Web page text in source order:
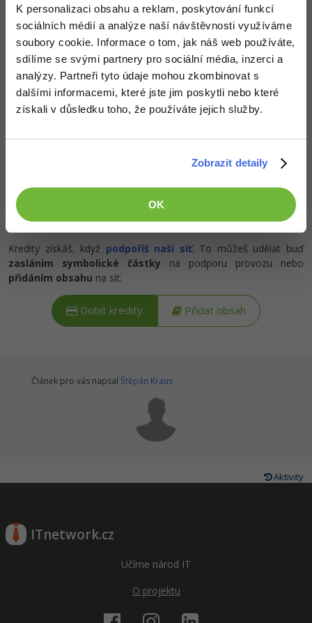
K personalizaci obsahu a reklam, poskytování funkcí
sociálních médií a analýze naší návštěvnosti využíváme
soubory cookie. Informace o tom, jak náš web používáte,
sdílíme se svými partnery pro sociální média, inzerci a
analýzy. Partneři tyto údaje mohou zkombinovat s
dalšími informacemi, které jste jim poskytli nebo které
získali v důsledku toho, že používáte jejich služby.
Zobrazit detaily
OK
Marketing -30%
WordPress
SEO -30%
UX
Business
MS Office -80%
Google Dokumenty
Time management
Kybernetická bezpečnost
Adobe Illustrator -80%
Adobe Lightroom -30%
Adobe XD -15%
Adobe InDesign -25%
Fotografování
Video
Ostatní
Kariéra
Pro firmy
Popis článku
Požadovaný článek má následující obsah:
SQLite databází. Upravíme ToDo aplikaci, aby
místo do AsyncStorage ukládala úkoly právě do
Kredity získáš, když podpoříš naši síť. To můžeš udělat buď
zasláním symbolické částky na podporu provozu nebo
přidáním obsahu na síť.
Dobít kredity Přidat obsah
Článek pro vás napsal Štěpán Kraus
Aktivity
ITnetwork.cz
Učíme národ IT
O projektu